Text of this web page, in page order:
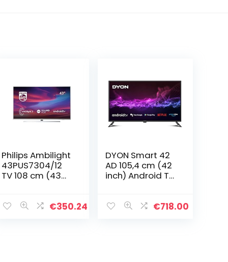
Philips Ambilight
43PUS7304/12
TV 108 cm (43
10+, Android TV,
€350.24
DYON Smart 42
AD 105,4 cm (42
inch) Android TV
Google Play€718.00